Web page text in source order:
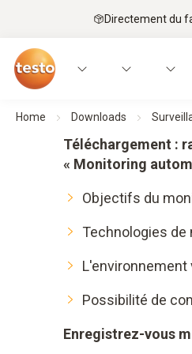
Directement du
Home Downloads
Téléchargement :
« Monitoring
Objectifs du
Technologies
L'environnement
Possibilité de
Enregistrez-vous